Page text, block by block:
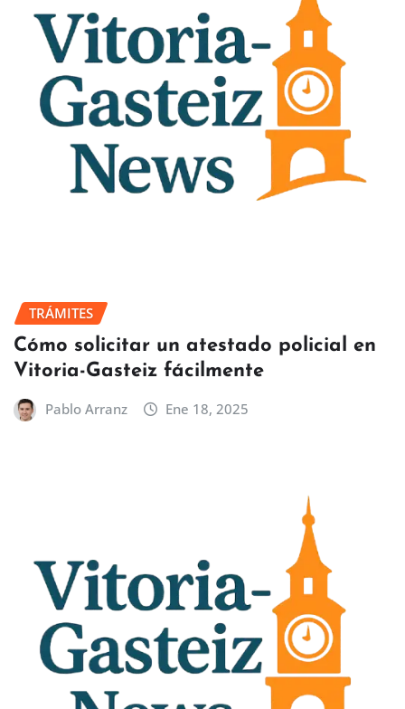
TRÁMITES
Cómo solicitar un atestado policial en
Vitoria-Gasteiz fácilmente
Pablo Arranz Ene 18, 2025